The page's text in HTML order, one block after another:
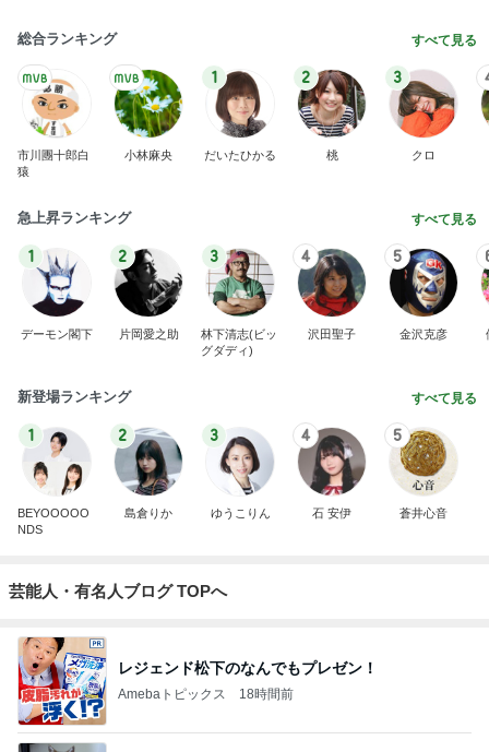
総合ランキング すべて見る
市川團十郎白
猿
小林麻央
1
だいたひかる
2
桃
3
クロ
急上昇ランキング すべて見る
1
デーモン閣下
2
片岡愛之助
3
林下清志(ビッ
グダディ)
4
沢田聖子
5
金沢克彦
新登場ランキング すべて見る
1
BEYOOOOO
NDS
2
島倉りか
3
ゆうこりん
4
石 安伊
5
蒼井心音
芸能人・有名人ブログ TOPへ
レジェンド松下のなんでもプレゼン！
Amebaトピックス 18時間前